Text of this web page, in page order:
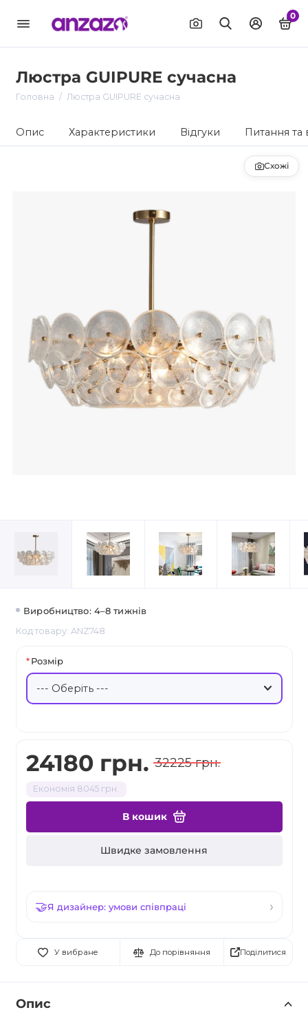
0
Люстра GUIPURE сучасна
Головна Люстра GUIPURE сучасна
Опис Характеристики Відгуки Питання та
Схожі
Виробництво: 4–8 тижнів
Код товару: ANZ748
24180 грн. 32225 грн.
Економія 8045 грн.
В кошик
Швидке замовлення
Я дизайнер: умови співпраці
У вибране До порівняння
Розмір
Поділитися
Опис